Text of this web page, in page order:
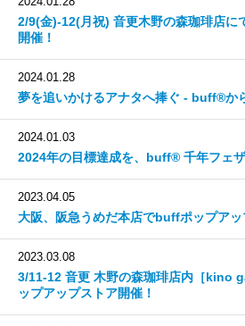
2/9(金)-12(月祝) 音更木野の森珈琲店に
開催！
2024.01.28
夢を追いかけるアナタへ捧ぐ - buff®か
2024.01.03
2024年の目標達成を、buff® 千年フェ
2023.04.05
大阪、阪急うめだ本店でbuffポップアッ
2023.03.08
3/11-12 音更 木野の森珈琲店内［kino
ップアップストア開催！